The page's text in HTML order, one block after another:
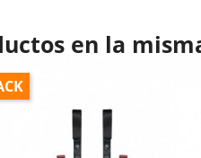
en la